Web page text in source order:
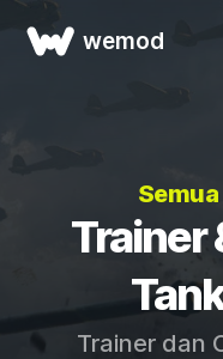
wemod
Trainer
Trainer dan